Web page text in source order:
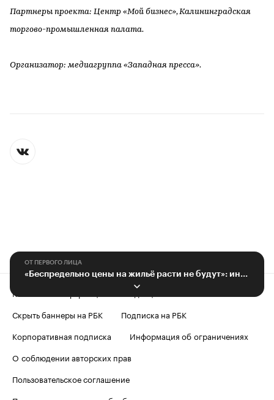
Партнеры проекта: Центр «Мой бизнес», Калининградская
торгово-промышленная палата.
Организатор: медиагруппа «Западная пресса».
ОТ ПЕРВОГО ЛИЦА
«Беспредельно цены на жильё расти не будут»: интервью главы «Мегаполиса»
Контактная информация
Скрыть баннеры на РБК
Подписка на РБК
Корпоративная подписка
Информация об ограничениях
О соблюдении авторских прав
Пользовательское соглашение